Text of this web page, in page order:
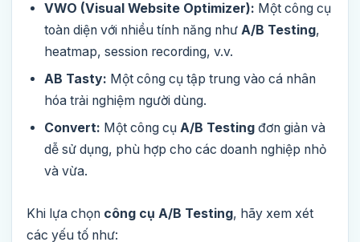
VWO (Visual Website Optimizer): Một công cụ
toàn diện với nhiều tính năng như A/B Testing,
heatmap, session recording, v.v.
AB Tasty: Một công cụ tập trung vào cá nhân
hóa trải nghiệm người dùng.
Convert: Một công cụ A/B Testing đơn giản và
dễ sử dụng, phù hợp cho các doanh nghiệp nhỏ
và vừa.
Khi lựa chọn công cụ A/B Testing, hãy xem xét
các yếu tố như: